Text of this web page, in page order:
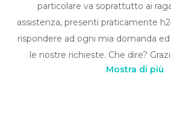
particolare va soprattutto ai
assistenza, presenti praticamente
rispondere ad ogni mia domanda
le nostre richieste. Che dire?
Mostra di più